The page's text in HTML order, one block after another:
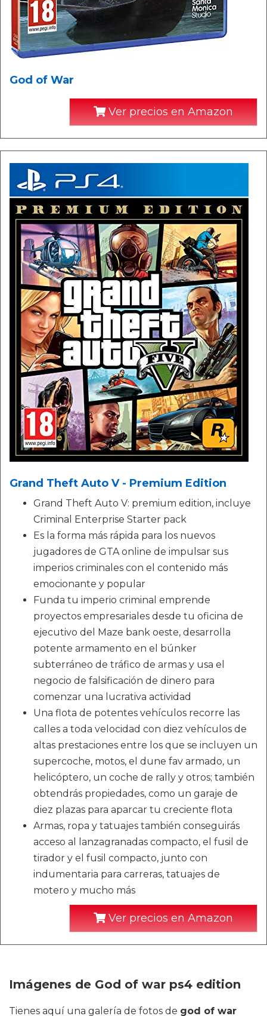
God of War
Ver precios en Amazon
Grand Theft Auto V - Premium Edition
Grand Theft Auto V: premium edition, incluye
Criminal Enterprise Starter pack
Es la forma más rápida para los nuevos
jugadores de GTA online de impulsar sus
imperios criminales con el contenido más
emocionante y popular
Funda tu imperio criminal emprende
proyectos empresariales desde tu oficina de
ejecutivo del Maze bank oeste, desarrolla
potente armamento en el búnker
subterráneo de tráfico de armas y usa el
negocio de falsificación de dinero para
comenzar una lucrativa actividad
Una flota de potentes vehículos recorre las
calles a toda velocidad con diez vehículos de
altas prestaciones entre los que se incluyen un
supercoche, motos, el dune fav armado, un
helicóptero, un coche de rally y otros; también
obtendrás propiedades, como un garaje de
diez plazas para aparcar tu creciente flota
Armas, ropa y tatuajes también conseguirás
acceso al lanzagranadas compacto, el fusil de
tirador y el fusil compacto, junto con
indumentaria para carreras, tatuajes de
motero y mucho más
Ver precios en Amazon
Imágenes de God of war ps4 edition
Tienes aquí una galería de fotos de god of war